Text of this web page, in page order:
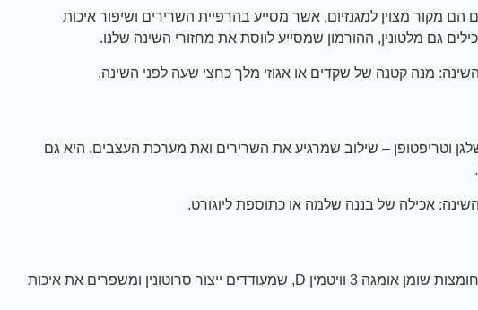
הם מקור מצוין למגנזיום, אשר מסייע בהרפיית השרירים ושיפור איכות
גם מלטונין, ההורמון שמסייע לווסת את מחזורי השינה שלנו.
מנה קטנה של שקדים או אגוזי מלך כחצי שעה לפני השינה.
וטריפטופן – שילוב שמרגיע את השרירים ואת מערכת העצבים. היא גם
אכילה של בננה שלמה או כתוספת ליוגורט.
סלמון, מקרל וטונה מכילים חומצות שומן אומגה 3 וויטמין D, שמעודדים ייצור סרוטונין ומשפרים את איכות